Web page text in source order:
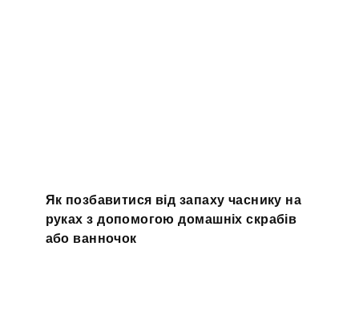
Як позбавитися від запаху часнику на
руках з допомогою домашніх скрабів
або ванночок